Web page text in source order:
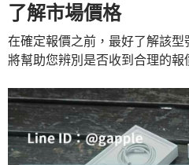
了解市場價格
在確定報價之前，最好了解該
將幫助您辨別是否收到合理的報